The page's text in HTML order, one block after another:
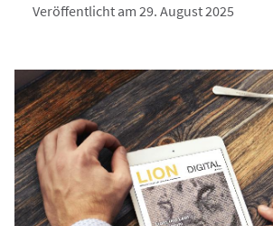
Veröffentlicht am 29. August 2025